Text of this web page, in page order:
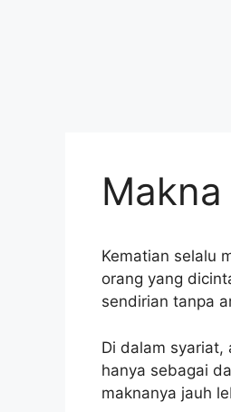
Makna
Kematian selalu
orang yang
sendirian tanpa
Di dalam syariat,
hanya sebagai
maknanya jauh